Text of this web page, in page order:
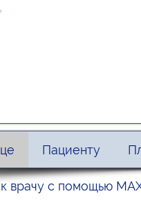
Пациенту
к врачу с помощью